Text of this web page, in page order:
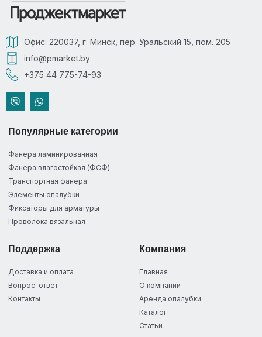
Офис: 220037, г. Минск, пер. Уральский 15, пом. 205
info@pmarket.by
+375 44 775-74-93
Популярные категории
Фанера ламинированная
Фанера влагостойкая (ФСФ)
Транспортная фанера
Элементы опалубки
Фиксаторы для арматуры
Проволока вязальная
Поддержка
Доставка и оплата
Вопрос-ответ
Контакты
Компания
Главная
О компании
Аренда опалубки
Каталог
Статьи